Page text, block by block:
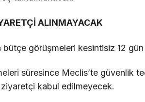
ALINMAYACAK
bütçe görüşmeleri kesintisiz 12
süresince Meclis’te güvenlik
kabul edilmeyecek.